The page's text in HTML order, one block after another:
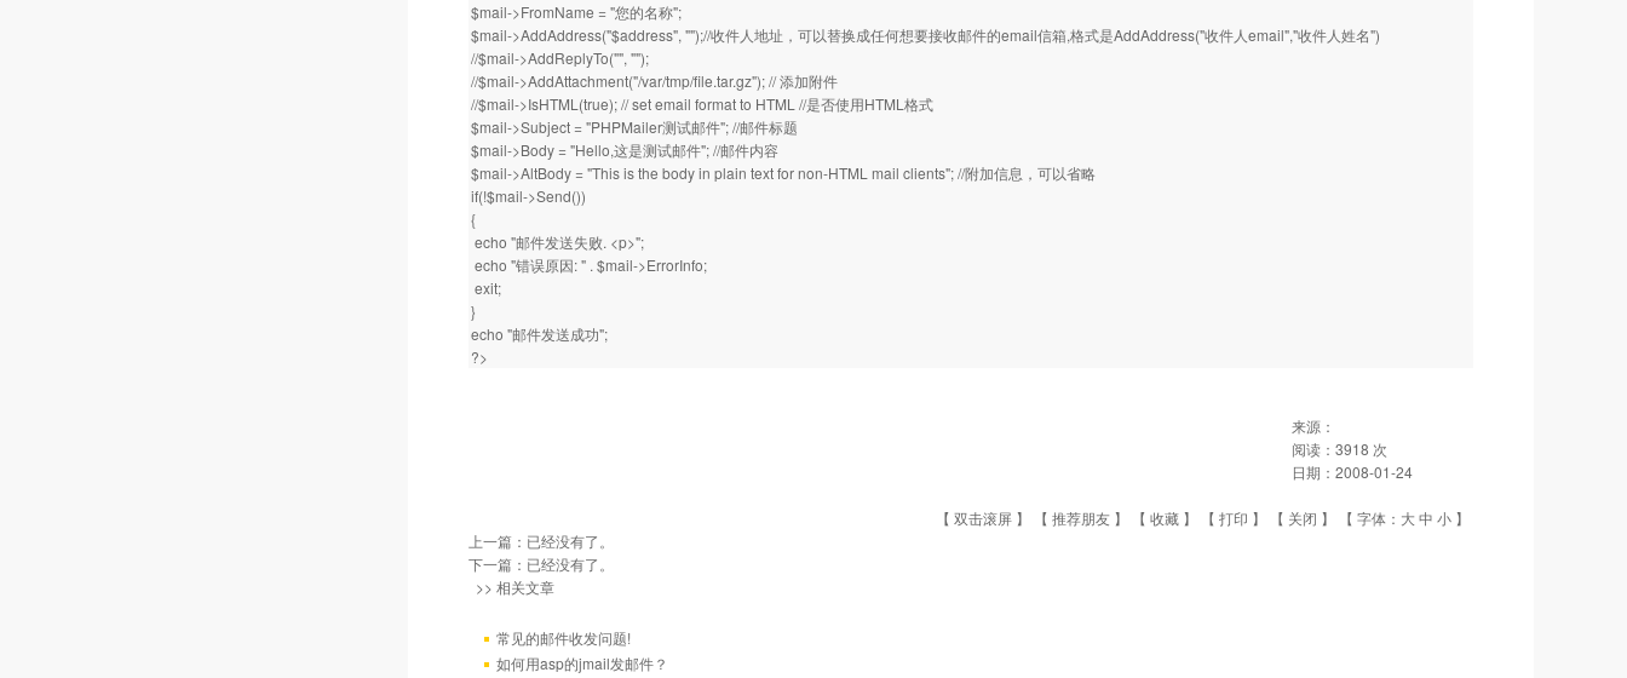
$mail->FromName = "您的名称";
$mail->AddAddress("$address", "");//收件人地址，可以替换成任何想要接收邮件的email信箱,格式是AddAddress("收件人email","收件人姓名")
//$mail->AddReplyTo("", "");
//$mail->AddAttachment("/var/tmp/file.tar.gz"); // 添加附件
//$mail->IsHTML(true); // set email format to HTML //是否使用HTML格式
$mail->Subject = "PHPMailer测试邮件"; //邮件标题
$mail->Body = "Hello,这是测试邮件"; //邮件内容
$mail->AltBody = "This is the body in plain text for non-HTML mail clients"; //附加信息，可以省略
if(!$mail->Send())
{
echo "邮件发送失败. <p>";
echo "错误原因: " . $mail->ErrorInfo;
exit;
}
echo "邮件发送成功";
?>
来源：
阅读： 3918 次
日期： 2008-01-24
【 双击滚屏 】 【 推荐朋友 】 【 收藏 】 【 打印 】 【 关闭 】 【 字体： 大中 小 】
上一篇：已经没有了。
下一篇：已经没有了。
>> 相关文章
常见的邮件收发问题!
如何用asp的jmail发邮件？